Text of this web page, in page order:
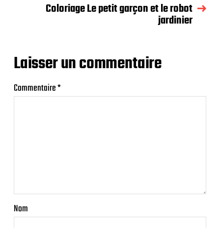
Coloriage Le petit garçon et le robot
jardinier
Laisser un commentaire
Commentaire*
Nom